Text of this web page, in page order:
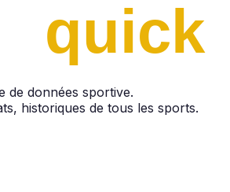
de données sportive.
historiques de tous les sports.